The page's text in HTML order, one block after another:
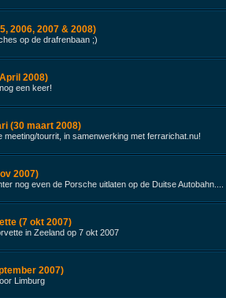
2006, 2007 & 2008)
op de drafrenbaan ;)
2008)
een keer!
(30 maart 2008)
meeting/tourrit, in samenwerking met ferrarichat.nu!
2007)
nog even de Porsche uitlaten op de Duitse Autobahn....
(7 okt 2007)
in Zeeland op 7 okt 2007
2007)
Limburg